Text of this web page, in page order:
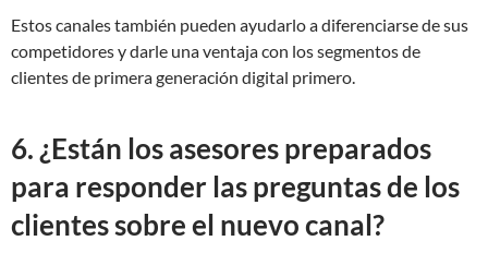
Estos canales también pueden ayudarlo a diferenciarse de sus
competidores y darle una ventaja con los segmentos de
clientes de primera generación digital primero.
6. ¿Están los asesores preparados
para responder las preguntas de los
clientes sobre el nuevo canal?